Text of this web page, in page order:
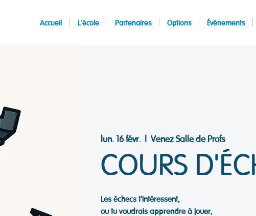
Accueil L'école Partenaires Options Événements
lun. 16 févr.
  |
Venez Salle de Profs
COURS
Les échecs t'intéressent,
ou tu voudrais apprendre à jouer,